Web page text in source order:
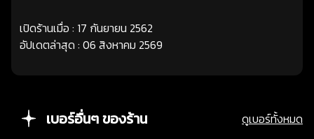
เปิดร้านเมื่อ : 17 กันยายน 2562
อัปเดตล่าสุด : 06 สิงหาคม 2569
เบอร์อื่นๆ ของร้าน ดูเบอร์ทั้งหมด